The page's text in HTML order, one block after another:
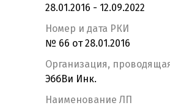
28.01.2016 - 12.09.2022
Номер и дата РКИ
№ 66 от 28.01.2016
Организация,
ЭббВи Инк.
Наименование ЛП